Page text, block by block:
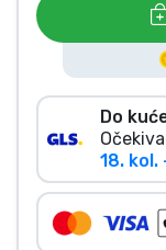
Do
18. kol.
Marke